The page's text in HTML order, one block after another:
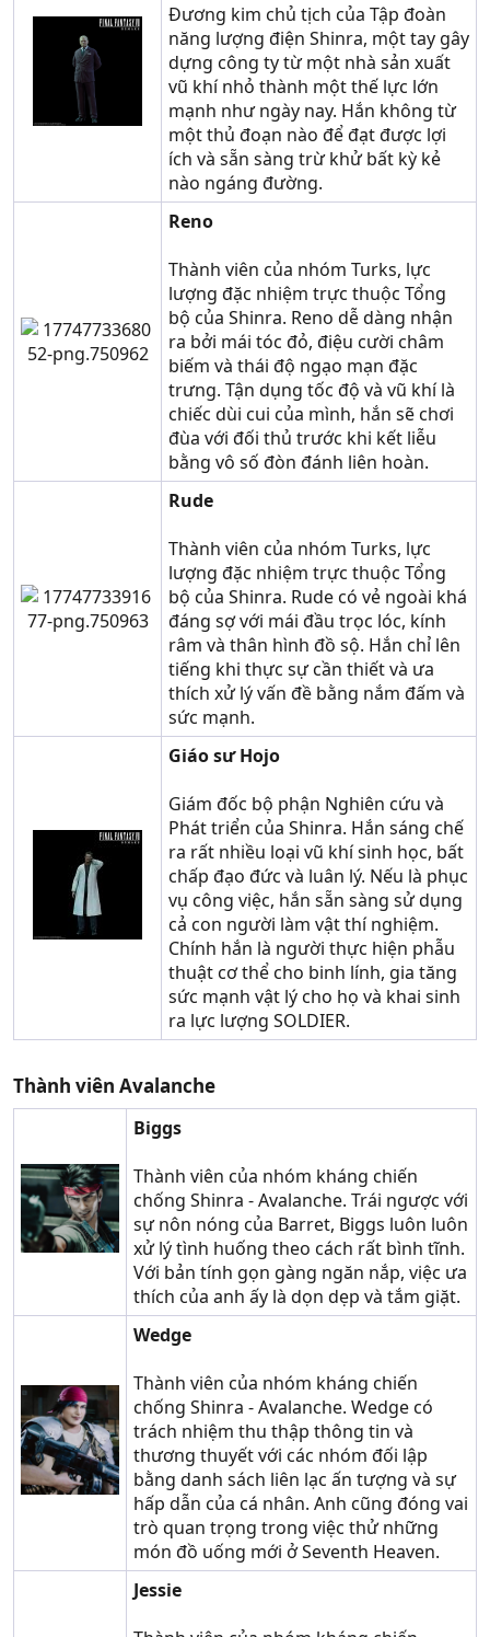
Đương kim chủ tịch của Tập đoàn
năng lượng điện Shinra, một tay gây
dựng công ty từ một nhà sản xuất
vũ khí nhỏ thành một thế lực lớn
mạnh như ngày nay. Hắn không từ
một thủ đoạn nào để đạt được lợi
ích và sẵn sàng trừ khử bất kỳ kẻ
nào ngáng đường.
Reno
Thành viên của nhóm Turks, lực
lượng đặc nhiệm trực thuộc Tổng
bộ của Shinra. Reno dễ dàng nhận
ra bởi mái tóc đỏ, điệu cười châm
biếm và thái độ ngạo mạn đặc
trưng. Tận dụng tốc độ và vũ khí là
chiếc dùi cui của mình, hắn sẽ chơi
đùa với đối thủ trước khi kết liễu
bằng vô số đòn đánh liên hoàn.
Rude
Thành viên của nhóm Turks, lực
lượng đặc nhiệm trực thuộc Tổng
bộ của Shinra. Rude có vẻ ngoài khá
đáng sợ với mái đầu trọc lóc, kính
râm và thân hình đồ sộ. Hắn chỉ lên
tiếng khi thực sự cần thiết và ưa
thích xử lý vấn đề bằng nắm đấm và
sức mạnh.
Giáo sư Hojo
Giám đốc bộ phận Nghiên cứu và
Phát triển của Shinra. Hắn sáng chế
ra rất nhiều loại vũ khí sinh học, bất
chấp đạo đức và luân lý. Nếu là phục
vụ công việc, hắn sẵn sàng sử dụng
cả con người làm vật thí nghiệm.
Chính hắn là người thực hiện phẫu
thuật cơ thể cho binh lính, gia tăng
sức mạnh vật lý cho họ và khai sinh
ra lực lượng SOLDIER.
Thành viên Avalanche
Biggs
Thành viên của nhóm kháng chiến
chống Shinra - Avalanche. Trái ngược với
sự nôn nóng của Barret, Biggs luôn luôn
xử lý tình huống theo cách rất bình tĩnh.
Với bản tính gọn gàng ngăn nắp, việc ưa
thích của anh ấy là dọn dẹp và tắm giặt.
Wedge
Thành viên của nhóm kháng chiến
chống Shinra - Avalanche. Wedge có
trách nhiệm thu thập thông tin và
thương thuyết với các nhóm đối lập
bằng danh sách liên lạc ấn tượng và sự
hấp dẫn của cá nhân. Anh cũng đóng vai
trò quan trọng trong việc thử những
món đồ uống mới ở Seventh Heaven.
Jessie